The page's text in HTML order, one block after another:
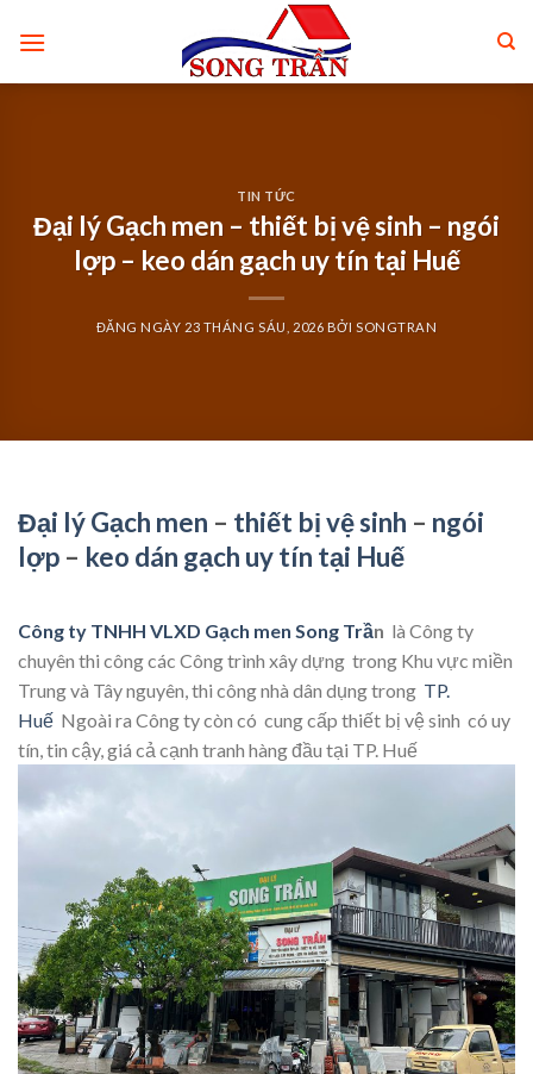
TIN TỨC
Đại lý Gạch men – thiết bị vệ sinh – ngói
lợp – keo dán gạch uy tín tại Huế
ĐĂNG NGÀY 23 THÁNG SÁU, 2026 BỞISONGTRAN
Đại lý Gạch men – thiết bị vệ sinh – ngói
lợp – keo dán gạch uy tín tại Huế
Công ty TNHH VLXD Gạch men Song Trần là Công ty
chuyên thi công các Công trình xây dựng trong Khu vực miền
Trung và Tây nguyên, thi công nhà dân dụng trong TP.
Huế Ngoài ra Công ty còn có cung cấp thiết bị vệ sinh có uy
tín, tin cậy, giá cả cạnh tranh hàng đầu tại TP. Huế